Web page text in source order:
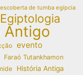
de tumba egípcia
Egiptologia
Antigo
evento
Faraó Tutankhamon
História Antiga